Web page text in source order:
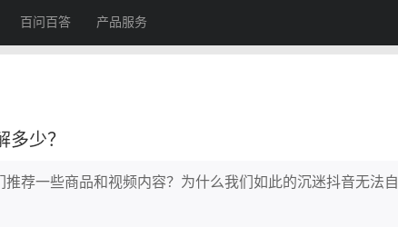
百问百答 产品服务
多少？
荐一些商品和视频内容？为什么我们如此的沉迷抖音无法自